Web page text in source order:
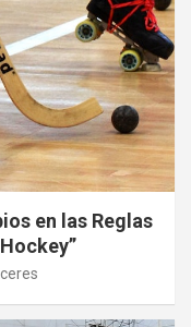
en las Reglas